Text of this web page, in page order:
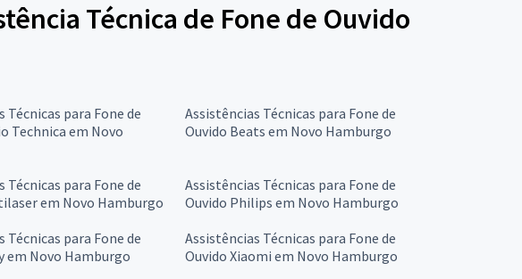
Técnica de Fone de Ouvido
Técnicas para Fone de
Technica em Novo
Assistências Técnicas para Fone de
Ouvido Beats em Novo Hamburgo
Técnicas para Fone de
em Novo Hamburgo
Assistências Técnicas para Fone de
Ouvido Philips em Novo Hamburgo
Técnicas para Fone de
em Novo Hamburgo
Assistências Técnicas para Fone de
Ouvido Xiaomi em Novo Hamburgo